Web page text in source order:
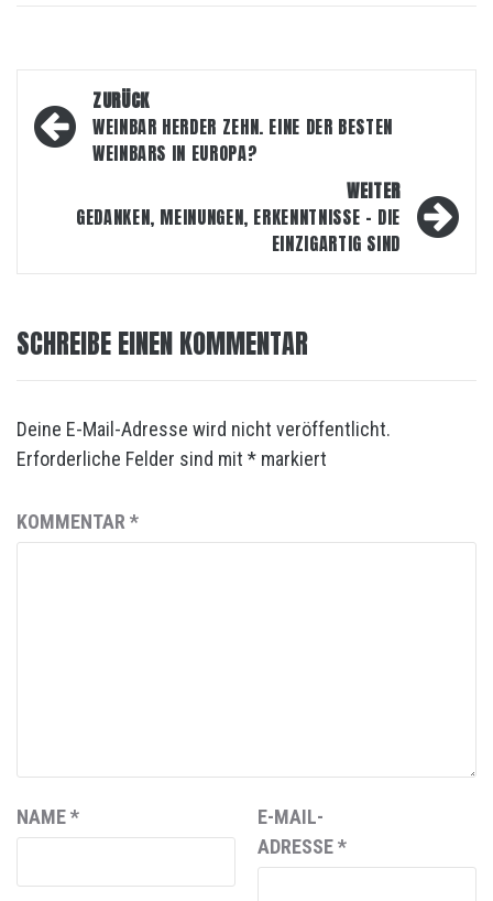
Beitragsnavigation
ZURÜCK
WEINBAR HERDER ZEHN. EINE DER BESTEN
WEINBARS IN EUROPA?
WEITER
GEDANKEN, MEINUNGEN, ERKENNTNISSE – DIE
EINZIGARTIG SIND
SCHREIBE EINEN KOMMENTAR
Deine E-Mail-Adresse wird nicht veröffentlicht.
Erforderliche Felder sind mit * markiert
KOMMENTAR *
NAME*
E-MAIL-
ADRESSE*